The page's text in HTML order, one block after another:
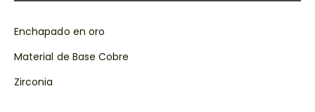
Enchapado en oro
Material de Base Cobre
Zirconia